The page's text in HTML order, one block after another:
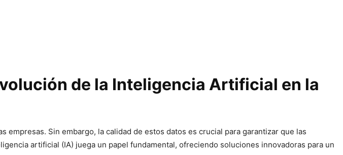
de la Inteligencia Artificial en la
Sin embargo, la calidad de estos datos es crucial para garantizar que las
artificial (IA) juega un papel fundamental, ofreciendo soluciones innovadoras para un